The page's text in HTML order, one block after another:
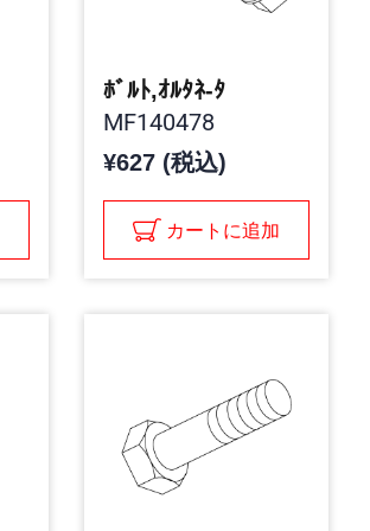
ﾎﾞﾙﾄ,ｵﾙﾀﾈ-ﾀ
MF140478
¥627 (税込)
カートに追加